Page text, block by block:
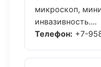
микроскоп,
инвазивность....
Телефон: +7-